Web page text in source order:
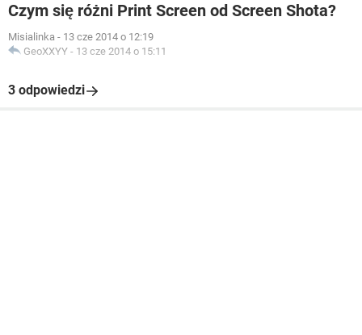
Czym się różni Print Screen od Screen Shota?
Misialinka - 13 cze 2014 o 12:19
GeoXXYY - 13 cze 2014 o 15:11
3 odpowiedzi